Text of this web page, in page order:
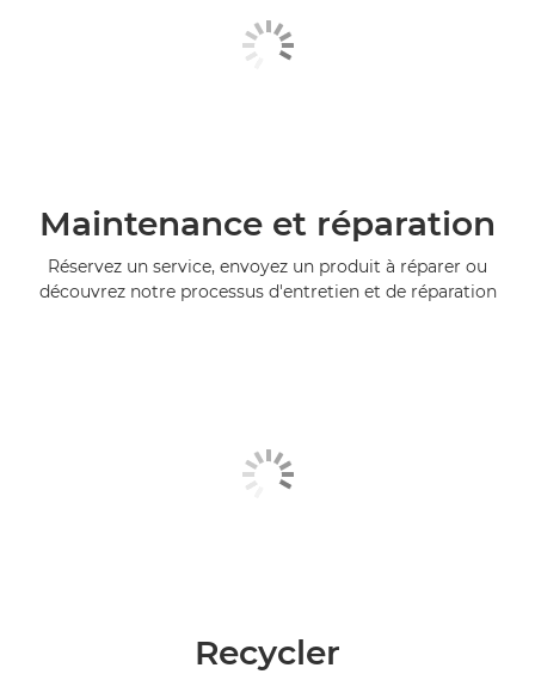
Maintenance et réparation
Réservez un service, envoyez un produit à réparer ou
découvrez notre processus d'entretien et de réparation
Recycler